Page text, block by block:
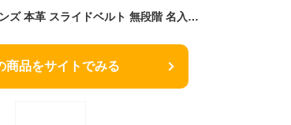
栃木レザー ベルト メンズ 本革 スライドベルト 無段階 名入れ可(有料) メンズ ファッション 牛革ベルト スライド式 一枚革 牛本革 牛革 スライドベルト 穴なし スライドバックルレザーベルト 日本製 誕生日 就職 卒業 新生活 記念 送別記念 送料無料
商品をサイトでみる